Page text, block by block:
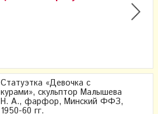
Статуэтка «Девочка с
курами», скульптор Малышева
Н. А., фарфор, Минский ФФЗ,
1950-60 гг.